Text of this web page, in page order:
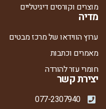
מוצרים וקורסים דיגיטליים
מדיה
ערוץ הווידאו של מרכז מבטים
מאמרים וכתבות
חומרי עזר להורדה
יצירת קשר
077-2307940